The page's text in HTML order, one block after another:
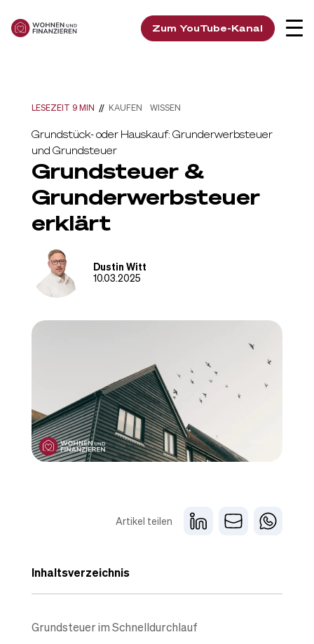
Zum YouTube-Kanal
LESEZEIT 9 MIN // KAUFEN WISSEN
Grundstück- oder Hauskauf: Grunderwerbsteuer
und Grundsteuer
Grundsteuer &
Grunderwerbsteuer
erklärt
Dustin Witt
10.03.2025
Artikel teilen
Inhaltsverzeichnis
Grundsteuer im Schnelldurchlauf